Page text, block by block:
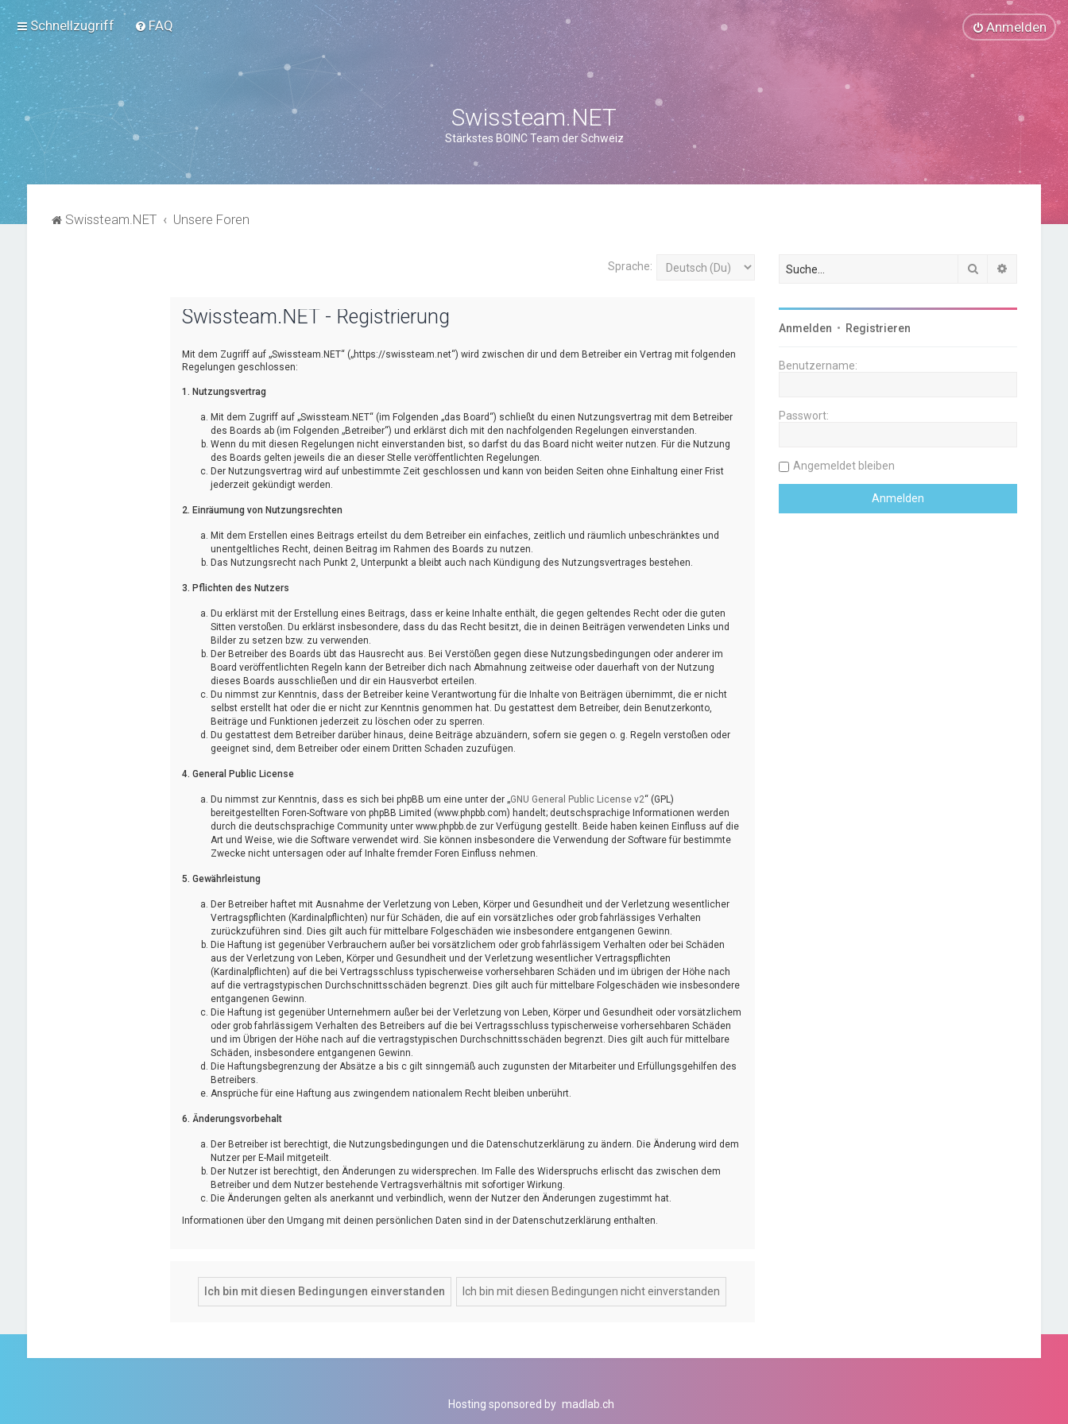
Schnellzugriff FAQ Anmelden
Swissteam.NET
Stärkstes BOINC Team der Schweiz
Swissteam.NET Unsere Foren
Sprache:
Swissteam.NET - Registrierung
Mit dem Zugriff auf „Swissteam.NET“ („https://swissteam.net“) wird zwischen dir und dem Betreiber ein Vertrag mit folgenden
Regelungen geschlossen:
1. Nutzungsvertrag
Mit dem Zugriff auf „Swissteam.NET“ (im Folgenden „das Board“) schließt du einen Nutzungsvertrag mit dem Betreiber
des Boards ab (im Folgenden „Betreiber“) und erklärst dich mit den nachfolgenden Regelungen einverstanden.
Wenn du mit diesen Regelungen nicht einverstanden bist, so darfst du das Board nicht weiter nutzen. Für die Nutzung
des Boards gelten jeweils die an dieser Stelle veröffentlichten Regelungen.
Der Nutzungsvertrag wird auf unbestimmte Zeit geschlossen und kann von beiden Seiten ohne Einhaltung einer Frist
jederzeit gekündigt werden.
2. Einräumung von Nutzungsrechten
Mit dem Erstellen eines Beitrags erteilst du dem Betreiber ein einfaches, zeitlich und räumlich unbeschränktes und
unentgeltliches Recht, deinen Beitrag im Rahmen des Boards zu nutzen.
Das Nutzungsrecht nach Punkt 2, Unterpunkt a bleibt auch nach Kündigung des Nutzungsvertrages bestehen.
3. Pflichten des Nutzers
Du erklärst mit der Erstellung eines Beitrags, dass er keine Inhalte enthält, die gegen geltendes Recht oder die guten
Sitten verstoßen. Du erklärst insbesondere, dass du das Recht besitzt, die in deinen Beiträgen verwendeten Links und
Bilder zu setzen bzw. zu verwenden.
Der Betreiber des Boards übt das Hausrecht aus. Bei Verstößen gegen diese Nutzungsbedingungen oder anderer im
Board veröffentlichten Regeln kann der Betreiber dich nach Abmahnung zeitweise oder dauerhaft von der Nutzung
dieses Boards ausschließen und dir ein Hausverbot erteilen.
Du nimmst zur Kenntnis, dass der Betreiber keine Verantwortung für die Inhalte von Beiträgen übernimmt, die er nicht
selbst erstellt hat oder die er nicht zur Kenntnis genommen hat. Du gestattest dem Betreiber, dein Benutzerkonto,
Beiträge und Funktionen jederzeit zu löschen oder zu sperren.
Du gestattest dem Betreiber darüber hinaus, deine Beiträge abzuändern, sofern sie gegen o. g. Regeln verstoßen oder
geeignet sind, dem Betreiber oder einem Dritten Schaden zuzufügen.
4. General Public License
Du nimmst zur Kenntnis, dass es sich bei phpBB um eine unter der „GNU General Public License v2“ (GPL)
bereitgestellten Foren-Software von phpBB Limited (www.phpbb.com) handelt; deutschsprachige Informationen werden
durch die deutschsprachige Community unter www.phpbb.de zur Verfügung gestellt. Beide haben keinen Einfluss auf die
Art und Weise, wie die Software verwendet wird. Sie können insbesondere die Verwendung der Software für bestimmte
Zwecke nicht untersagen oder auf Inhalte fremder Foren Einfluss nehmen.
5. Gewährleistung
Der Betreiber haftet mit Ausnahme der Verletzung von Leben, Körper und Gesundheit und der Verletzung wesentlicher
Vertragspflichten (Kardinalpflichten) nur für Schäden, die auf ein vorsätzliches oder grob fahrlässiges Verhalten
zurückzuführen sind. Dies gilt auch für mittelbare Folgeschäden wie insbesondere entgangenen Gewinn.
Die Haftung ist gegenüber Verbrauchern außer bei vorsätzlichem oder grob fahrlässigem Verhalten oder bei Schäden
aus der Verletzung von Leben, Körper und Gesundheit und der Verletzung wesentlicher Vertragspflichten
(Kardinalpflichten) auf die bei Vertragsschluss typischerweise vorhersehbaren Schäden und im übrigen der Höhe nach
auf die vertragstypischen Durchschnittsschäden begrenzt. Dies gilt auch für mittelbare Folgeschäden wie insbesondere
entgangenen Gewinn.
Die Haftung ist gegenüber Unternehmern außer bei der Verletzung von Leben, Körper und Gesundheit oder vorsätzlichem
oder grob fahrlässigem Verhalten des Betreibers auf die bei Vertragsschluss typischerweise vorhersehbaren Schäden
und im Übrigen der Höhe nach auf die vertragstypischen Durchschnittsschäden begrenzt. Dies gilt auch für mittelbare
Schäden, insbesondere entgangenen Gewinn.
Die Haftungsbegrenzung der Absätze a bis c gilt sinngemäß auch zugunsten der Mitarbeiter und Erfüllungsgehilfen des
Betreibers.
Ansprüche für eine Haftung aus zwingendem nationalem Recht bleiben unberührt.
6. Änderungsvorbehalt
Der Betreiber ist berechtigt, die Nutzungsbedingungen und die Datenschutzerklärung zu ändern. Die Änderung wird dem
Nutzer per E-Mail mitgeteilt.
Der Nutzer ist berechtigt, den Änderungen zu widersprechen. Im Falle des Widerspruchs erlischt das zwischen dem
Betreiber und dem Nutzer bestehende Vertragsverhältnis mit sofortiger Wirkung.
Die Änderungen gelten als anerkannt und verbindlich, wenn der Nutzer den Änderungen zugestimmt hat.
Informationen über den Umgang mit deinen persönlichen Daten sind in der Datenschutzerklärung enthalten.
Suche
Anmelden • Registrieren
Benutzername:
Passwort:
Angemeldet bleiben
Hosting sponsored by madlab.ch